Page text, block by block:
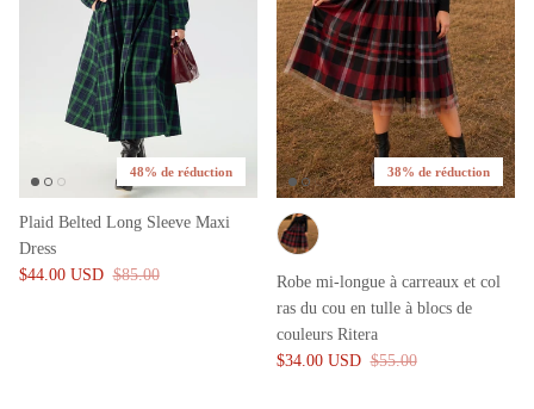
48% de réduction
Plaid Belted Long Sleeve Maxi
Dress
$44.00 USD $85.00
38% de réduction
Robe mi-longue à carreaux et col
ras du cou en tulle à blocs de
couleurs Ritera
$34.00 USD $55.00